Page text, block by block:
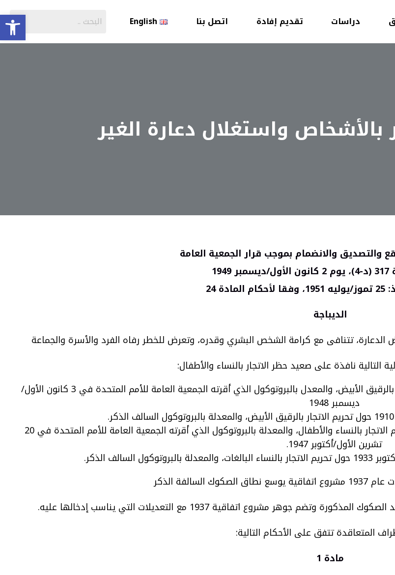
دراسات تقديم إفادة اتصل بنا English
بالأشخاص واستغلال دعارة الغير
والتصديق والانضمام بموجب قرار الجمعية العامة
317 (د-4)، يوم 2 كانون الأول/ديسمبر 1949
24
الديباجة
الدعارة، تتنافى مع كرامة الشخص البشري وقدره، وتعرض للخطر رفاه الفرد والأسرة والجماعة
التالية نافذة على صعيد حظر الاتجار بالنساء والأطفال:
الاتفاقية الدولي المعقود في 18 أيار/مايو 1904 حول تحريم الاتجار بالرقيق الأبيض، والمعدل بالبروتوكول الذي أقرته الجمعية العامة للأمم المتحدة في 3 كانون الأول/
ديسمبر 1948
الاتفاقية الدولية المعقودة في 30 أيلول/ سبتمبر 1921 حول تحريم الاتجار بالنساء والأطفال، والمعدلة بالبروتوكول الذي أقرته الجمعية العامة للأمم المتحدة في 20
تشرين الأول/أكتوبر 1947.
السالفة الذكر
المتعاقدة تتفق على الأحكام التالية:
مادة 1